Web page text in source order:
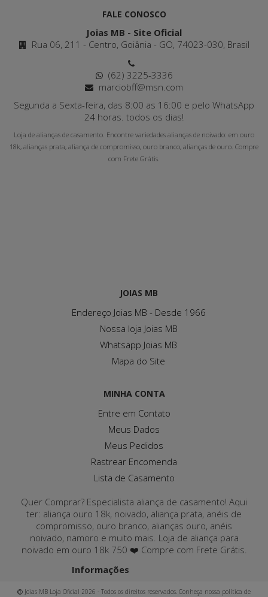
JOIAS MB
Endereço Joias MB - Desde 1966
Nossa loja Joias MB
Whatsapp Joias MB
Mapa do Site
MINHA CONTA
Entre em Contato
Meus Dados
Meus Pedidos
Rastrear Encomenda
Lista de Casamento
FALE CONOSCO
Joias MB - Site Oficial
Rua 06, 211 - Centro, Goiânia - GO, 74023-030, Brasil
(62) 3225-3336
marciobff@msn.com
Segunda a Sexta-feira, das 8:00 as 16:00 e pelo WhatsApp
24 horas. todos os dias!
Loja de alianças de casamento. Encontre variedades alianças de noivado: em ouro
18k, alianças prata, aliança de compromisso, ouro branco, alianças de ouro. Compre
com Frete Grátis.
Quer Comprar? Especialista aliança de casamento! Aqui
ter: aliança ouro 18k, noivado, aliança prata, anéis de
compromisso, ouro branco, alianças ouro, anéis
noivado, namoro e muito mais. Loja de aliança para
noivado em ouro 18k 750 ❤️ Compre com Frete Grátis.
Informações
Joias MB Loja Oficial 2026 - Todos os direitos reservados. Conheça nossa política de